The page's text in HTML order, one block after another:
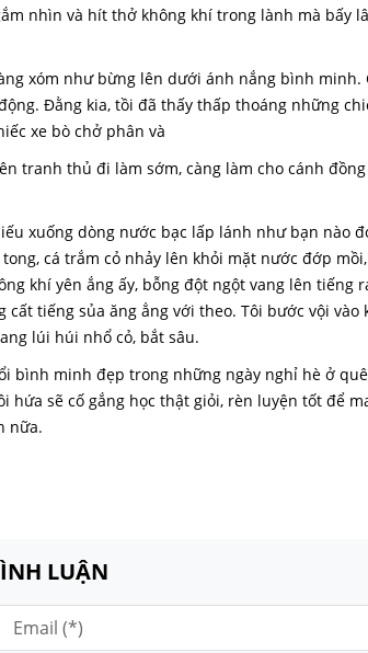
nhìn và hít thở không khí trong lành mà bấy
xóm như bừng lên dưới ánh nắng bình minh.
Đằng kia, tồi đã thấy thấp thoáng những
xe bò chở phân và
tranh thủ đi làm sớm, càng làm cho cánh
xuống dòng nước bạc lấp lánh như bạn nào
cá trắm cỏ nhảy lên khỏi mặt nước đớp
khí yên ắng ấy, bỗng đột ngột vang lên tiếng
tiếng sủa ăng ẳng với theo. Tôi bước vội vào
lúi húi nhổ cỏ, bắt sâu.
bình minh đẹp trong những ngày nghỉ hè ở
hứa sẽ cố gắng học thật giỏi, rèn luyện tốt để
nữa.
LUẬN